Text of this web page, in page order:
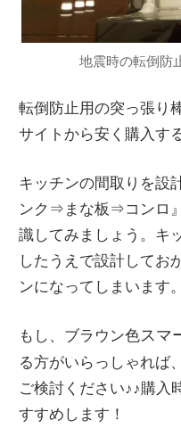
地震時の転倒防
転倒防止用の突っ張り
サイトから安く購入す
キッチンの間取りを設
ンク⇒まな板⇒コンロ
識してみましょう。キ
したうえで設計してお
ンになってしまいます。
もし、ブラウン色スマ
る方がいらっしゃれば
ご検討ください♪♪購入
すすめします！